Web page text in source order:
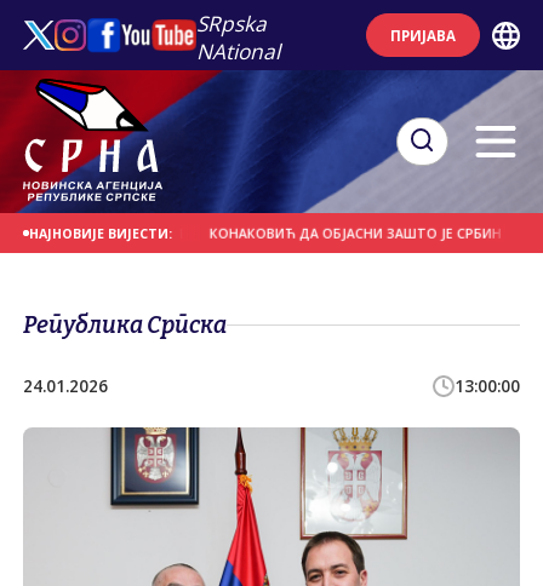
SRpska
NAtional
ПРИЈАВА
НАЈНОВИЈЕ ВИЈЕСТИ:
20 МИЛИЈАРДИ КМ КОНАКОВИЋ ДА ОБЈАСНИ ЗАШТО ЈЕ СРБИН НА САМО
Република Српска
24.01.2026 13:00:00